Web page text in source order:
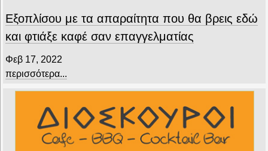
Εξοπλίσου με τα απαραίτητα που θα βρεις εδώ
και φτιάξε καφέ σαν επαγγελματίας
Φεβ 17, 2022
περισσότερα...